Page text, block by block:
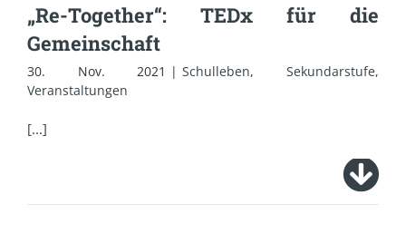
„Re-Together“: TEDx für die
Gemeinschaft
30. Nov. 2021 | Schulleben,Sekundarstufe,
Veranstaltungen
[...]